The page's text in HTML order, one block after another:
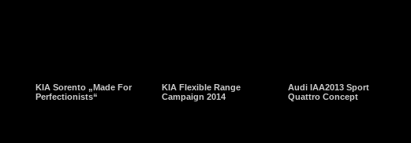
KIA Sorento „Made For
Perfectionists“
KIA Flexible Range
Campaign 2014
Audi IAA2013 Sport
Quattro Concept